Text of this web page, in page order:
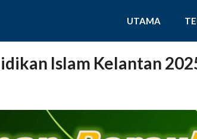
UTAMA
Islam Kelantan